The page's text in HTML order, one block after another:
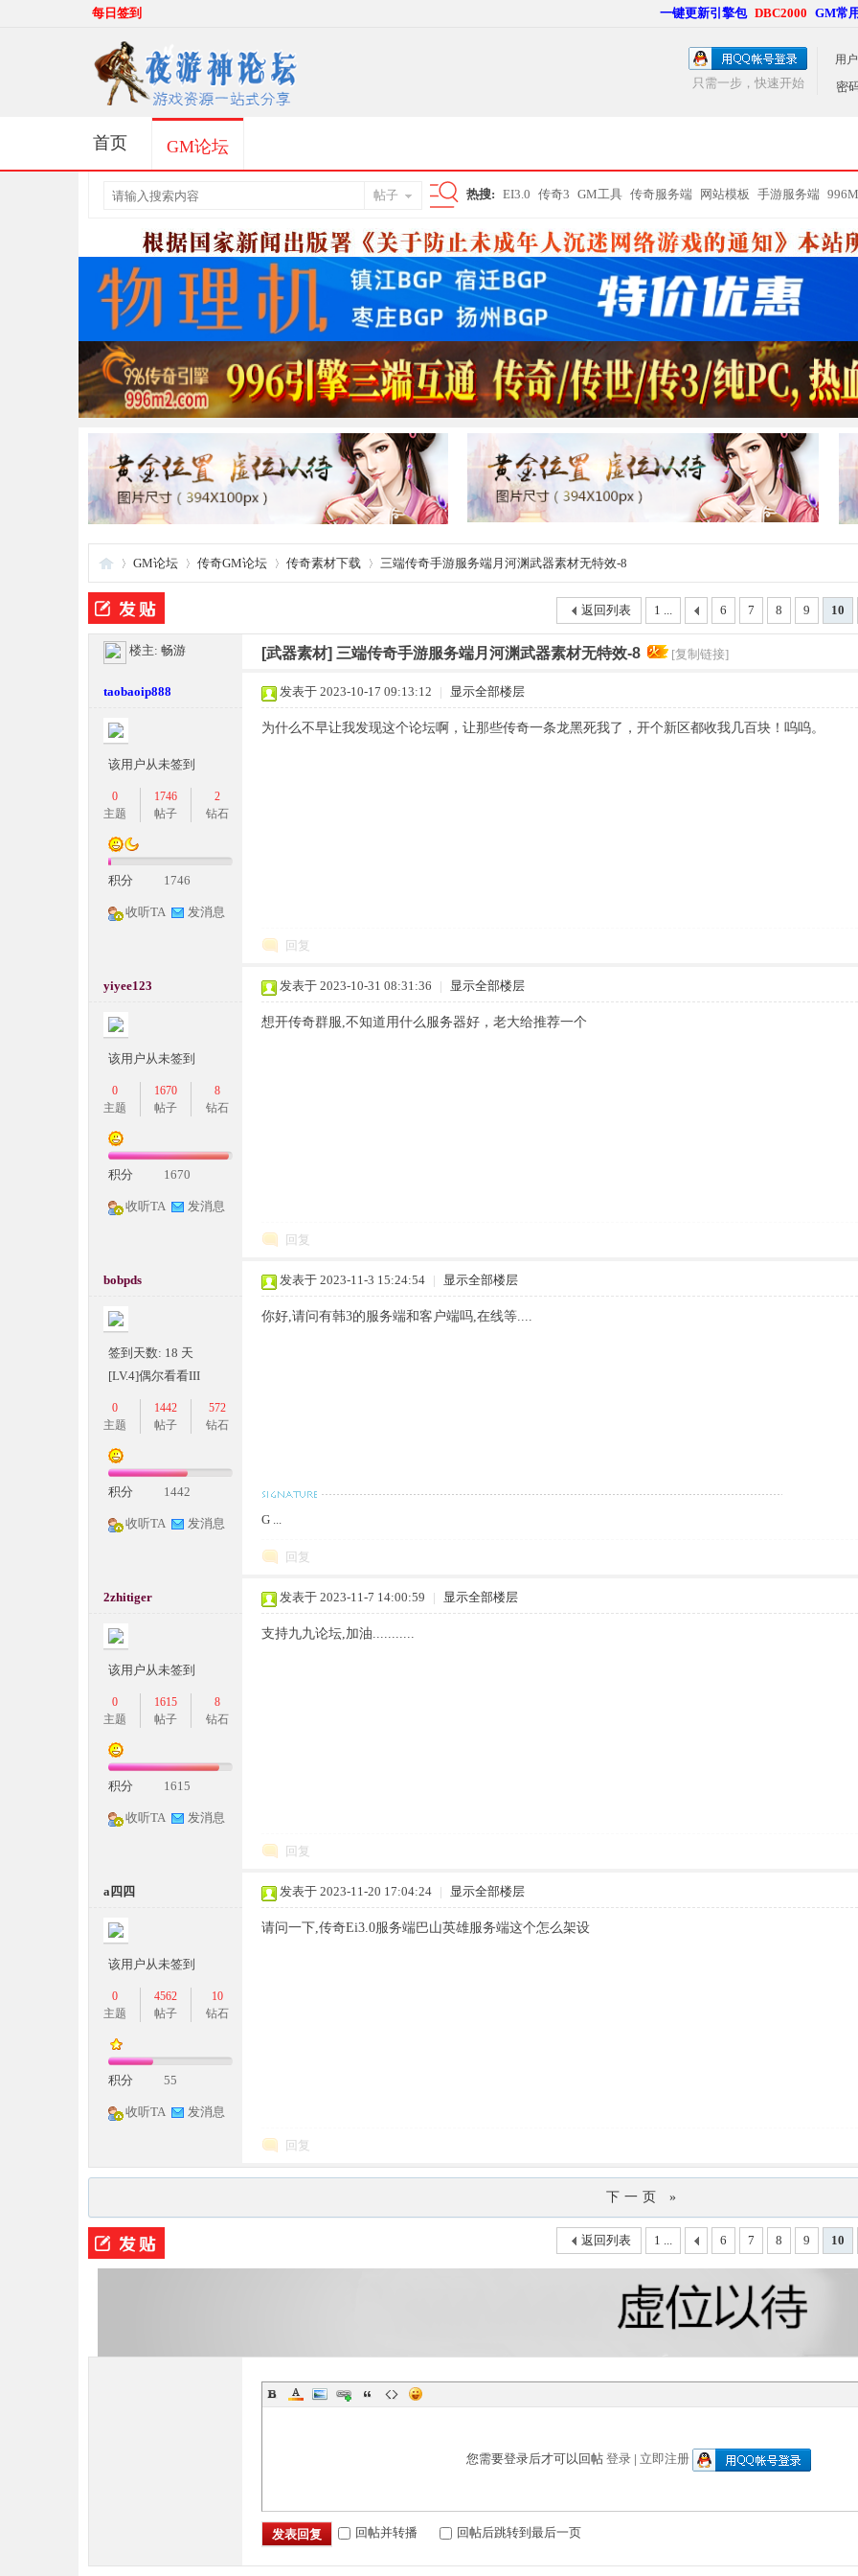
每日签到 一键更新引擎包 DBC2000 GM常
用
密
只需一步，快速开始
首页 GM论坛
帖子
索
热搜: EI3.0 传奇3 GM工具 传奇服务端 网站模板 手游服务端
夜
游
神
论
坛,
传
条
»
GM论坛
›
传奇GM论坛
›
传奇素材下载
›
三端传奇手游服务端月河渊武器素材无特效-8
1 ... 6 7 8 9 10
返回列表
楼主: 畅游 [武器素材] 三端传奇手游服务端月河渊武器素材无特效-8 [复制链接]
taobaoip888
该用户从未签到
0
主题
1746
帖子
2
钻石
积分 1746
收听TA 发消息
发表于 2023-10-17 09:13:12 | 显示全部楼层
为什么不早让我发现这个论坛啊，让那些传奇一条龙黑死我了，开个新区都收我几百块！呜呜。
回复
yiyee123
该用户从未签到
0
主题
1670
帖子
8
钻石
积分 1670
收听TA 发消息
发表于 2023-10-31 08:31:36 | 显示全部楼层
想开传奇群服,不知道用什么服务器好，老大给推荐一个
回复
bobpds
签到天数: 18 天
[LV.4]偶尔看看III
0
主题
1442
帖子
572
钻石
积分 1442
收听TA 发消息
发表于 2023-11-3 15:24:54 | 显示全部楼层
你好,请问有韩3的服务端和客户端吗,在线等....
G ...
回复
2zhitiger
该用户从未签到
0
主题
1615
帖子
8
钻石
积分 1615
收听TA 发消息
发表于 2023-11-7 14:00:59 | 显示全部楼层
支持九九论坛,加油...........
回复
a四四
该用户从未签到
0
主题
4562
帖子
10
钻石
积分 55
收听TA 发消息
发表于 2023-11-20 17:04:24 | 显示全部楼层
请问一下,传奇Ei3.0服务端巴山英雄服务端这个怎么架设
回复
下一页 »
1 ... 6 7 8 9 10
返回列表
您需要登录后才可以回帖 登录 | 立即注册
发表回复 回帖并转播 回帖后跳转到最后一页